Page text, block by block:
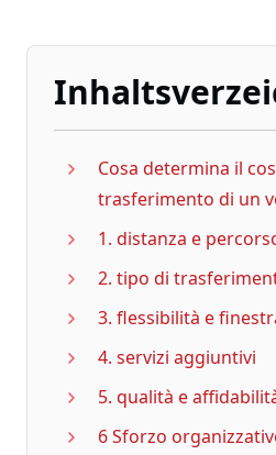
Cosa determina il
trasferimento di un
1. distanza e
2. tipo di
3. flessibilità e
4. servizi aggiuntivi
5. qualità e
6 Sforzo